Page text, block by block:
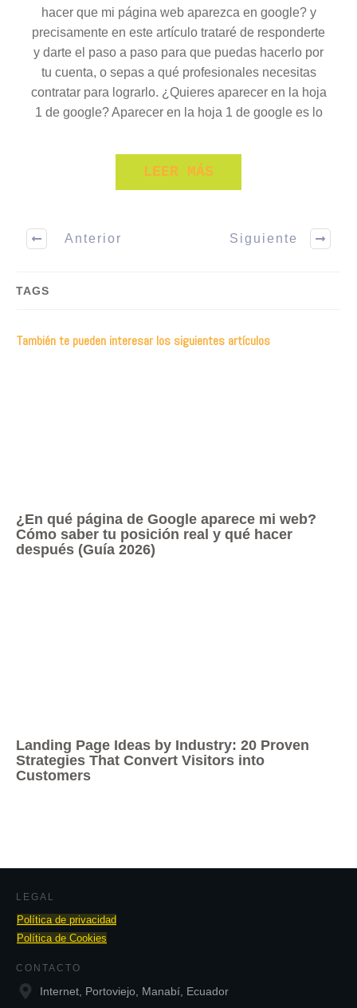
hacer que mi página web aparezca en google? y
precisamente en este artículo trataré de responderte
y darte el paso a paso para que puedas hacerlo por
tu cuenta, o sepas a qué profesionales necesitas
contratar para lograrlo. ¿Quieres aparecer en la hoja
1 de google? Aparecer en la hoja 1 de google es lo
LEER MÁS
Anterior Siguiente
TAGS
También te pueden interesar los siguientes artículos
¿En qué página de Google aparece mi web?
Cómo saber tu posición real y qué hacer
después (Guía 2026)
Landing Page Ideas by Industry: 20 Proven
Strategies That Convert Visitors into
Customers
LEGAL
Política de privacidad
Política de Cookies
CONTACTO
Internet, Portoviejo, Manabí, Ecuador